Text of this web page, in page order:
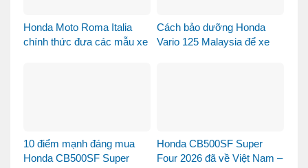
Honda Moto Roma Italia
chính thức đưa các mẫu xe
Cách bảo dưỡng Honda
Vario 125 Malaysia để xe
10 điểm mạnh đáng mua
Honda CB500SF Super
Honda CB500SF Super
Four 2026 đã về Việt Nam –